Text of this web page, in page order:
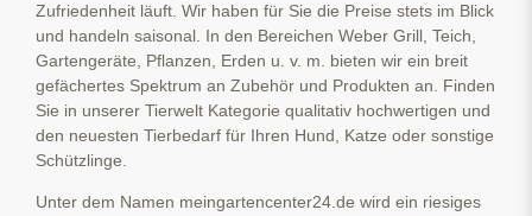
Zufriedenheit läuft. Wir haben für Sie die Preise stets im Blick
und handeln saisonal. In den Bereichen Weber Grill, Teich,
Gartengeräte, Pflanzen, Erden u. v. m. bieten wir ein breit
gefächertes Spektrum an Zubehör und Produkten an. Finden
Sie in unserer Tierwelt Kategorie qualitativ hochwertigen und
den neuesten Tierbedarf für Ihren Hund, Katze oder sonstige
Schützlinge.
Unter dem Namen meingartencenter24.de wird ein riesiges